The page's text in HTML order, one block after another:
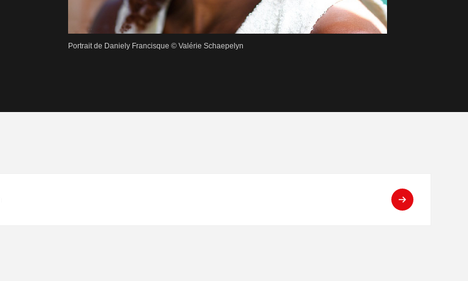
Portrait de Daniely Francisque © Valérie Schaepelyn